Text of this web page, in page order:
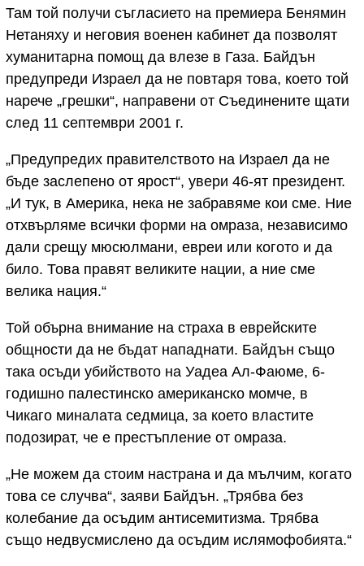
Там той получи съгласието на премиера Бенямин
Нетаняху и неговия военен кабинет да позволят
хуманитарна помощ да влезе в Газа. Байдън
предупреди Израел да не повтаря това, което той
нарече „грешки“, направени от Съединените щати
след 11 септември 2001 г.
„Предупредих правителството на Израел да не
бъде заслепено от ярост“, увери 46-ят президент.
„И тук, в Америка, нека не забравяме кои сме. Ние
отхвърляме всички форми на омраза, независимо
дали срещу мюсюлмани, евреи или когото и да
било. Това правят великите нации, а ние сме
велика нация.“
Той обърна внимание на страха в еврейските
общности да не бъдат нападнати. Байдън също
така осъди убийството на Уадеа Ал-Фаюме, 6-
годишно палестинско американско момче, в
Чикаго миналата седмица, за което властите
подозират, че е престъпление от омраза.
„Не можем да стоим настрана и да мълчим, когато
това се случва“, заяви Байдън. „Трябва без
колебание да осъдим антисемитизма. Трябва
също недвусмислено да осъдим ислямофобията.“